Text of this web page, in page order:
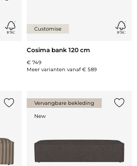
Customise
Cosima bank 120 cm
€ 749
Meer varianten vanaf€ 589
Voeg {0} toe aan de lijst
Vervangbare bekleding
New